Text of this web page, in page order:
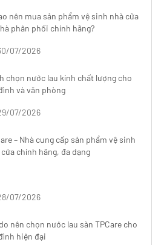
nên mua sản phẩm vệ sinh nhà cửa
phân phối chính hãng?
07/2026
chọn nước lau kính chất lượng cho
và văn phòng
07/2026
– Nhà cung cấp sản phẩm vệ sinh
chính hãng, đa dạng
07/2026
nên chọn nước lau sàn TPCare cho
hiện đại